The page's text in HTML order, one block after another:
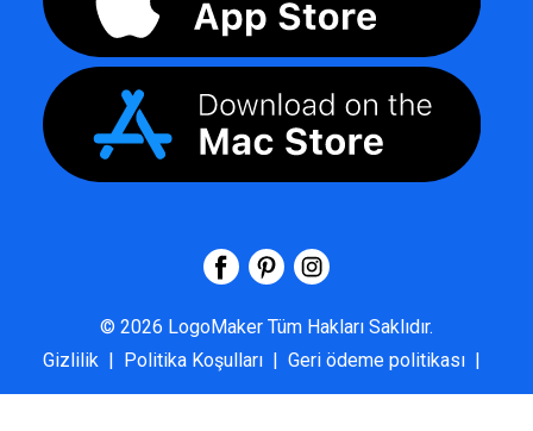
© 2026 LogoMaker Tüm Hakları Saklıdır.
Gizlilik | Politika Koşulları | Geri ödeme politikası |